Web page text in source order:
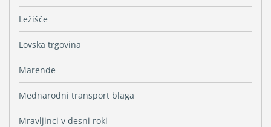
Ležišče
Lovska trgovina
Marende
Mednarodni transport blaga
Mravljinci v desni roki